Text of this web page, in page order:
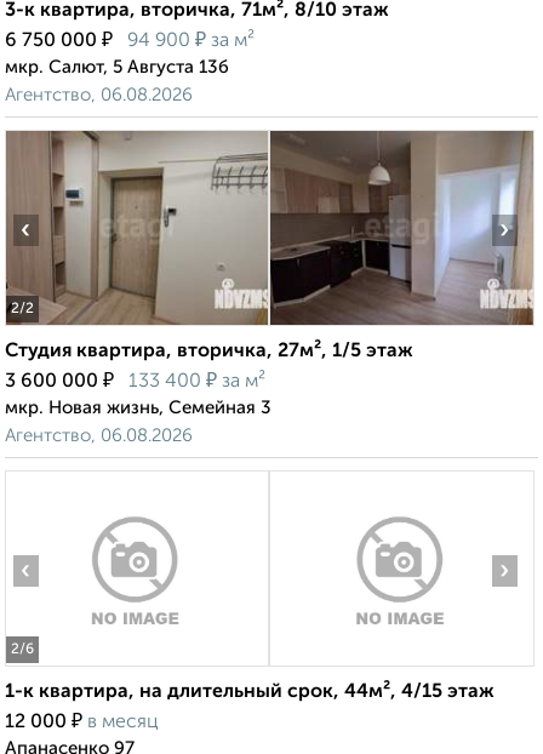
3-к квартира, вторичка, 71м², 8/10 этаж
6 750 000 ₽ 94 900 ₽ за м²
мкр. Салют, 5 Августа 13б
Агентство, 06.08.2026
2/2
‹ ›
Студия квартира, вторичка, 27м², 1/5 этаж
3 600 000 ₽ 133 400 ₽ за м²
мкр. Новая жизнь, Семейная 3
Агентство, 06.08.2026
2/6
‹ ›
1-к квартира, на длительный срок, 44м², 4/15 этаж
12 000 ₽ в месяц
Апанасенко 97